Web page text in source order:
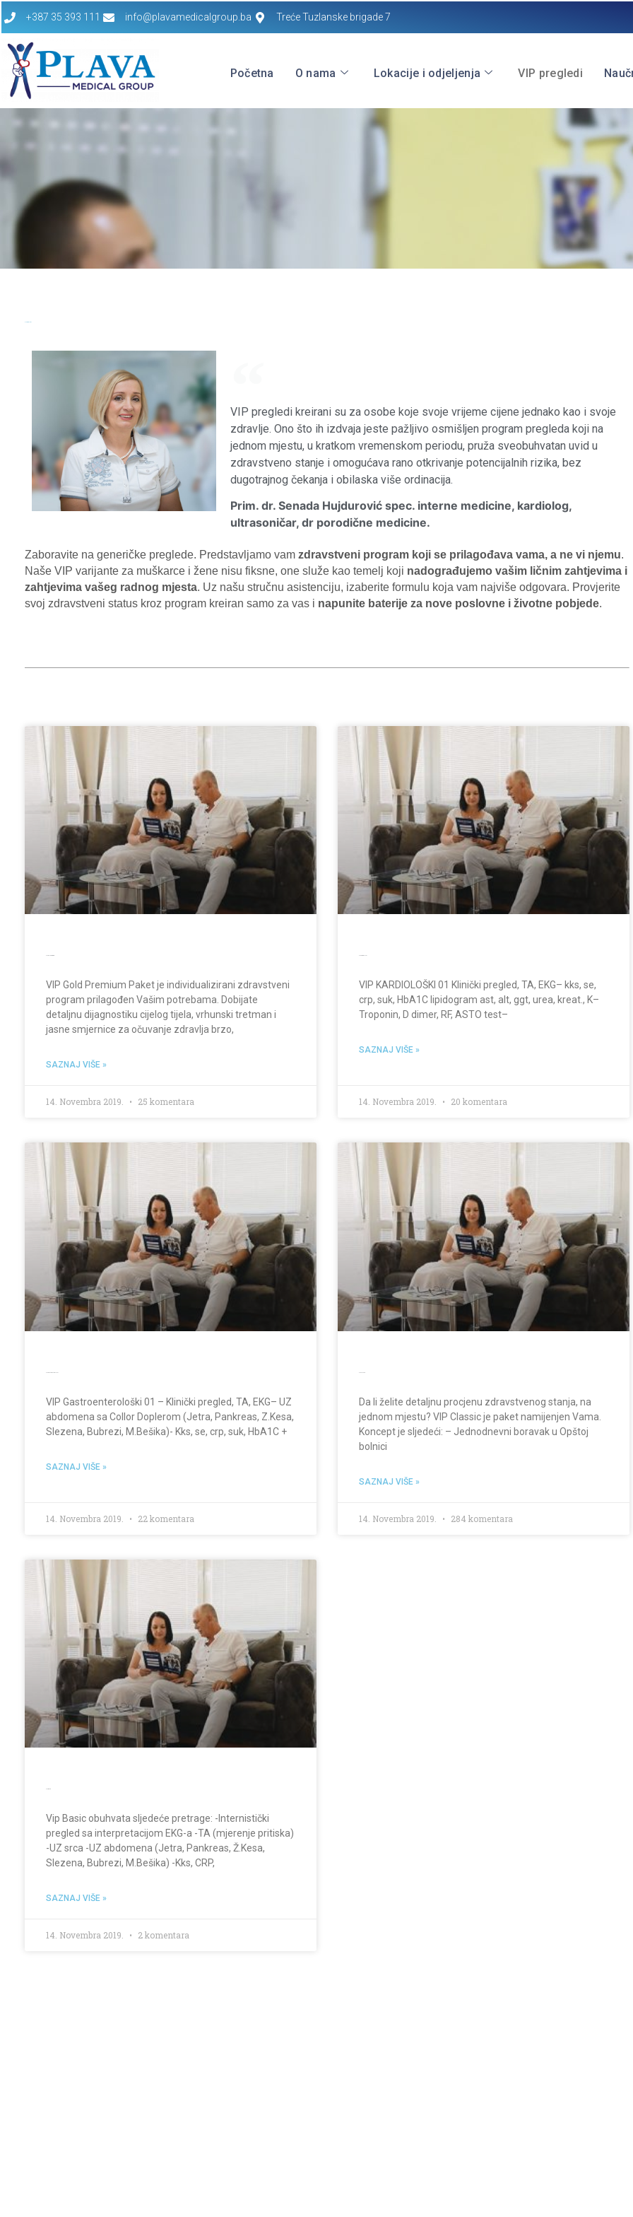
+387 35 393 111 info@plavamedicalgroup.ba Treće Tuzlanske brigade 7
Početna O nama Lokacije i odjeljenja VIP pregledi
VIP pregledi kreirani su za osobe koje svoje vrijeme cijene jednako kao i svoje
zdravlje. Ono što ih izdvaja jeste pažljivo osmišljen program pregleda koji na
jednom mjestu, u kratkom vremenskom periodu, pruža sveobuhvatan uvid u
zdravstveno stanje i omogućava rano otkrivanje potencijalnih rizika, bez
dugotrajnog čekanja i obilaska više ordinacija.
Prim. dr. Senada Hujdurović spec. interne medicine, kardiolog,
ultrasoničar, dr porodične medicine.
Zaboravite na generičke preglede. Predstavljamo vam zdravstveni program koji se prilagođava vama, a ne vi njemu.
Naše VIP varijante za muškarce i žene nisu fiksne, one služe kao temelj koji nadograđujemo vašim ličnim zahtjevima i
zahtjevima vašeg radnog mjesta. Uz našu stručnu asistenciju, izaberite formulu koja vam najviše odgovara. Provjerite
svoj zdravstveni status kroz program kreiran samo za vas i napunite baterije za nove poslovne i životne pobjede.
VIP Gold Premium Paket je individualizirani zdravstveni
program prilagođen Vašim potrebama. Dobijate
detaljnu dijagnostiku cijelog tijela, vrhunski tretman i
jasne smjernice za očuvanje zdravlja brzo,
SAZNAJ VIŠE »
14. Novembra 2019. 25 komentara
VIP KARDIOLOŠKI 01 Klinički pregled, TA, EKG– kks, se,
crp, suk, HbA1C lipidogram ast, alt, ggt, urea, kreat., K–
Troponin, D dimer, RF, ASTO test–
SAZNAJ VIŠE »
14. Novembra 2019. 20 komentara
VIP Gastroenterološki 01 – Klinički pregled, TA, EKG– UZ
abdomena sa Collor Doplerom (Jetra, Pankreas, Z.Kesa,
Slezena, Bubrezi, M.Bešika)- Kks, se, crp, suk, HbA1C +
SAZNAJ VIŠE »
14. Novembra 2019. 22 komentara
Da li želite detaljnu procjenu zdravstvenog stanja, na
jednom mjestu? VIP Classic je paket namijenjen Vama.
Koncept je sljedeći: – Jednodnevni boravak u Opštoj
bolnici
SAZNAJ VIŠE »
14. Novembra 2019. 284 komentara
Vip Basic obuhvata sljedeće pretrage: -Internistički
pregled sa interpretacijom EKG-a -TA (mjerenje pritiska)
-UZ srca -UZ abdomena (Jetra, Pankreas, Ž.Kesa,
Slezena, Bubrezi, M.Bešika) -Kks, CRP,
SAZNAJ VIŠE »
14. Novembra 2019. 2 komentara